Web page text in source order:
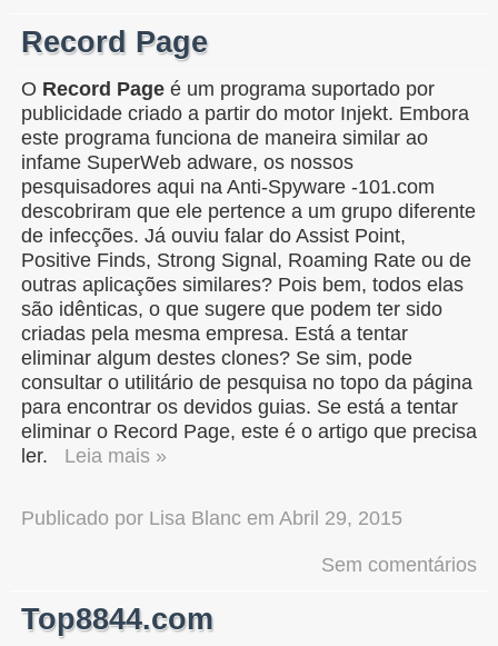
Record Page
O Record Page é um programa suportado por
publicidade criado a partir do motor Injekt. Embora
este programa funciona de maneira similar ao
infame SuperWeb adware, os nossos
pesquisadores aqui na Anti-Spyware -101.com
descobriram que ele pertence a um grupo diferente
de infecções. Já ouviu falar do Assist Point,
Positive Finds, Strong Signal, Roaming Rate ou de
outras aplicações similares? Pois bem, todos elas
são idênticas, o que sugere que podem ter sido
criadas pela mesma empresa. Está a tentar
eliminar algum destes clones? Se sim, pode
consultar o utilitário de pesquisa no topo da página
para encontrar os devidos guias. Se está a tentar
eliminar o Record Page, este é o artigo que precisa
ler.
Leia mais »
Publicado por Lisa Blanc em Abril 29, 2015
Sem comentários
Top8844.com